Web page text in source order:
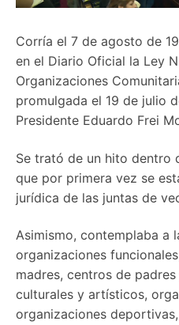
Corría el 7 de agosto de
en el Diario Oficial la Ley
Organizaciones
promulgada el 19 de julio
Presidente Eduardo Frei
Se trató de un hito dentro
que por primera vez se
jurídica de las juntas de
Asimismo, contemplaba a
organizaciones
madres, centros de
culturales y artísticos,
organizaciones